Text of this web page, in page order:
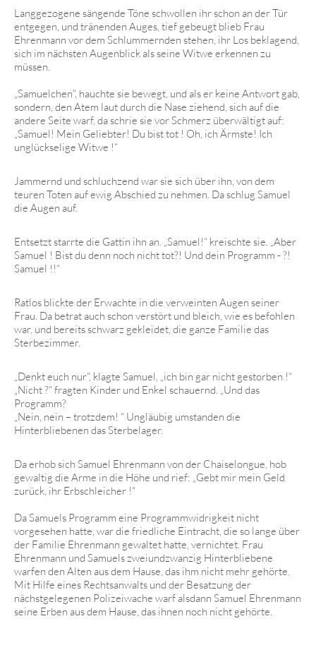
Langgezogene sängende Töne schwollen ihr schon an der Tür
entgegen, und tränenden Auges, tief gebeugt blieb Frau
Ehrenmann vor dem Schlummernden stehen, ihr Los beklagend,
sich im nächsten Augenblick als seine Witwe erkennen zu
müssen.
„Samuelchen“, hauchte sie bewegt, und als er keine Antwort gab,
sondern, den Atem laut durch die Nase ziehend, sich auf die
andere Seite warf, da schrie sie vor Schmerz überwältigt auf:
„Samuel! Mein Geliebter! Du bist tot ! Oh, ich Ärmste! Ich
unglückselige Witwe !“
Jammernd und schluchzend war sie sich über ihn, von dem
teuren Toten auf ewig Abschied zu nehmen. Da schlug Samuel
die Augen auf.
Entsetzt starrte die Gattin ihn an. „Samuel!“ kreischte sie. „Aber
Samuel ! Bist du denn noch nicht tot?! Und dein Programm - ?!
Samuel !!“
Ratlos blickte der Erwachte in die verweinten Augen seiner
Frau. Da betrat auch schon verstört und bleich, wie es befohlen
war, und bereits schwarz gekleidet, die ganze Familie das
Sterbezimmer.
„Denkt euch nur“, klagte Samuel, „ich bin gar nicht gestorben !“
„Nicht ?“ fragten Kinder und Enkel schauernd. „Und das
Programm?
„Nein, nein – trotzdem! “ Ungläubig umstanden die
Hinterbliebenen das Sterbelager.
Da erhob sich Samuel Ehrenmann von der Chaiselongue, hob
gewaltig die Arme in die Höhe und rief: „Gebt mir mein Geld
zurück, ihr Erbschleicher !“
Da Samuels Programm eine Programmwidrigkeit nicht
vorgesehen hatte, war die friedliche Eintracht, die so lange über
der Familie Ehrenmann gewaltet hatte, vernichtet. Frau
Ehrenmann und Samuels zweiundzwanzig Hinterbliebene
warfen den Alten aus dem Hause, das ihm nicht mehr gehörte.
Mit Hilfe eines Rechtsanwalts und der Besatzung der
nächstgelegenen Polizeiwache warf alsdann Samuel Ehrenmann
seine Erben aus dem Hause, das ihnen noch nicht gehörte.